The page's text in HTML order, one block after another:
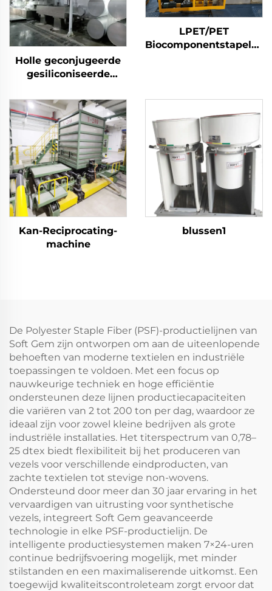
Holle geconjugeerde
gesiliconiseerde
LPET/PET
samengestelde
stapelvezels
Kan-Reciprocating-
machine
blussen1
De Polyester Staple Fiber (PSF)-productielijnen van
Soft Gem zijn ontworpen om aan de uiteenlopende
behoeften van moderne textielen en industriële
toepassingen te voldoen. Met een focus op
nauwkeurige techniek en hoge efficiëntie
ondersteunen deze lijnen productiecapaciteiten
die variëren van 2 tot 200 ton per dag, waardoor ze
ideaal zijn voor zowel kleine bedrijven als grote
industriële installaties. Het titerspectrum van 0,78–
25 dtex biedt flexibiliteit bij het produceren van
vezels voor verschillende eindproducten, van
zachte textielen tot stevige non-wovens.
Ondersteund door meer dan 30 jaar ervaring in het
vervaardigen van uitrusting voor synthetische
vezels, integreert Soft Gem geavanceerde
technologie in elke PSF-productielijn. De
intelligente productiesystemen maken 7×24-uren
continue bedrijfsvoering mogelijk, met minder
stilstanden en een maximaliserende uitkomst. Een
toegewijd kwaliteitscontroleteam zorgt ervoor dat